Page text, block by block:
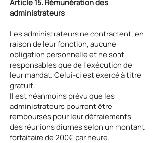
Article 15. Rémunération des
administrateurs
Les administrateurs ne contractent, en
raison de leur fonction, aucune
obligation personnelle et ne sont
responsables que de l'exécution de
leur mandat. Celui-ci est exercé à titre
gratuit.
Il est néanmoins prévu que les
administrateurs pourront être
remboursés pour leur défraiements
des réunions diurnes selon un montant
forfaitaire de 200€ par heure.